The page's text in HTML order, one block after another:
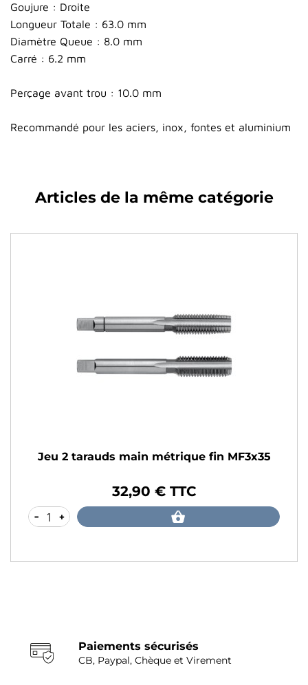
Goujure : Droite
Longueur Totale : 63.0 mm
Diamètre Queue : 8.0 mm
Carré : 6.2 mm
Perçage avant trou : 10.0 mm
Recommandé pour les aciers, inox, fontes et aluminium
Articles de la même catégorie
2 tarauds main métrique fin MF3x35
32,90 € TTC
-
Paiements sécurisés
CB, Paypal, Chèque et Virement